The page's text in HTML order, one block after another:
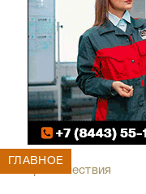
Происшествия
ГЛАВНОЕ